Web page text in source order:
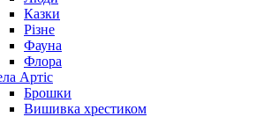
Казки
Різне
Фауна
Флора
Артіс
Брошки
Вишивка хрестиком